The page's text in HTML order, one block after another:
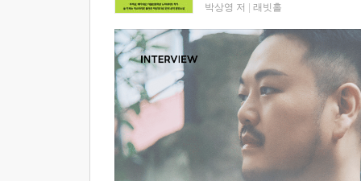
박상영 저 래빗홀